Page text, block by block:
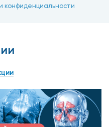
конфиденциальности